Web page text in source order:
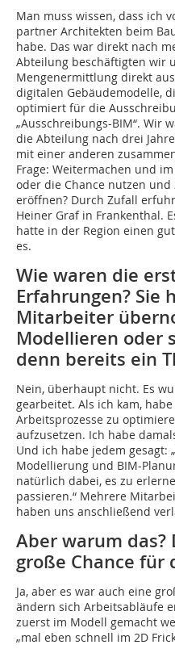
Man muss wissen, dass ich
partner Architekten beim
habe. Das war direkt nach
Abteilung beschäftigten wir
Mengenermittlung direkt
digitalen Gebäudemodelle,
optimiert für die
„Ausschreibungs-BIM“. Wir
die Abteilung nach drei
mit einer anderen
Frage: Weitermachen und
oder die Chance nutzen
eröffnen? Durch Zufall
Heiner Graf in Frankenthal.
hatte in der Region einen
es.
Wie waren die
Erfahrungen? Sie
Mitarbeiter
Modellieren oder
denn bereits ein
Nein, überhaupt nicht. Es
gearbeitet. Als ich kam,
Arbeitsprozesse zu
aufzusetzen. Ich habe
Und ich habe jedem gesagt:
Modellierung und BIM-
natürlich dabei, es zu
passieren.“ Mehrere
haben uns anschließend
Aber warum das?
große Chance für
Ja, aber es war auch eine
ändern sich Arbeitsabläufe
zuerst im Modell gemacht
„mal eben schnell im 2D